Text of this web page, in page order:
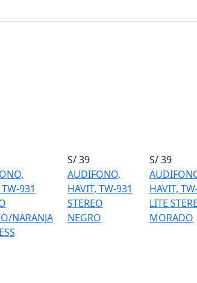
931
NARANJA
S/ 39
AUDIFONO,
HAVIT, TW-931
STEREO
NEGRO
S/ 39
HAVIT,
LITE
MORADO